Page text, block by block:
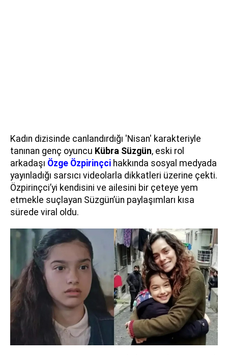
Kadın dizisinde canlandırdığı 'Nisan' karakteriyle
tanınan genç oyuncu Kübra Süzgün, eski rol
arkadaşı Özge Özpirinçci hakkında sosyal medyada
yayınladığı sarsıcı videolarla dikkatleri üzerine çekti.
Özpirinçci’yi kendisini ve ailesini bir çeteye yem
etmekle suçlayan Süzgün’ün paylaşımları kısa
sürede viral oldu.